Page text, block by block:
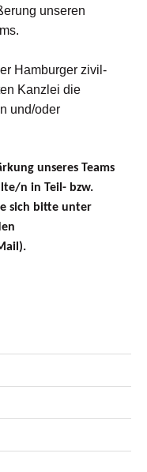
unseren
Hamburger zivil-
Kanzlei die
und/oder
unseres Teams
n in Teil- bzw.
sich bitte unter